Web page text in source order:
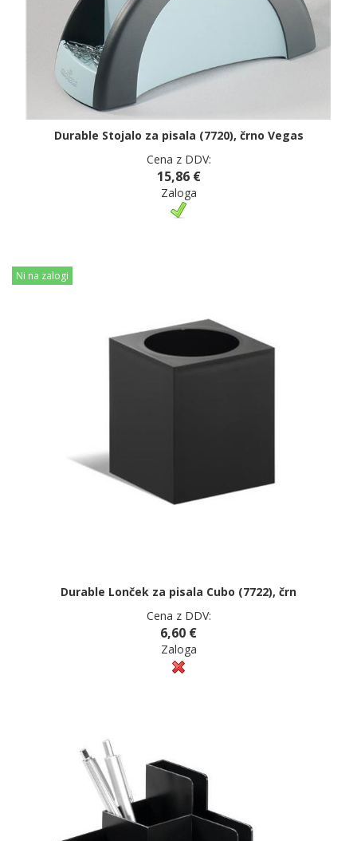
Durable Stojalo za pisala (7720), črno Vegas
Cena z DDV:
15,86 €
Zaloga
Ni na zalogi
Durable Lonček za pisala Cubo (7722), črn
Cena z DDV:
6,60 €
Zaloga